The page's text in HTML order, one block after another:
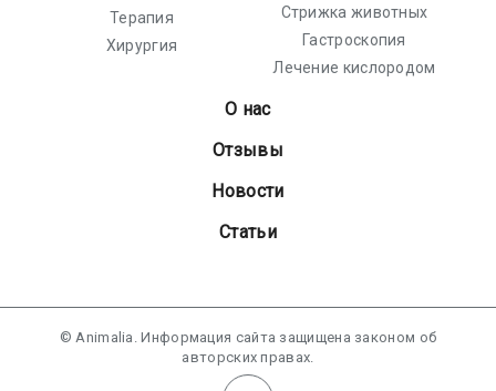
Терапия
Хирургия
Стрижка животных
Гастроскопия
Лечение кислородом
О нас
Отзывы
Новости
Статьи
© Animalia. Информация сайта защищена законом об
авторских правах.